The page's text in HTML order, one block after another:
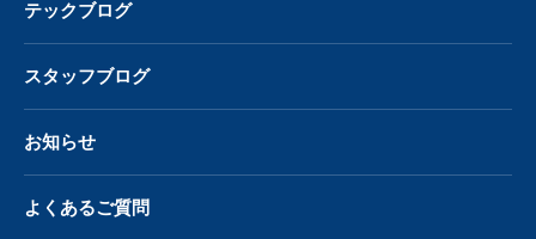
テックブログ
スタッフブログ
お知らせ
よくあるご質問